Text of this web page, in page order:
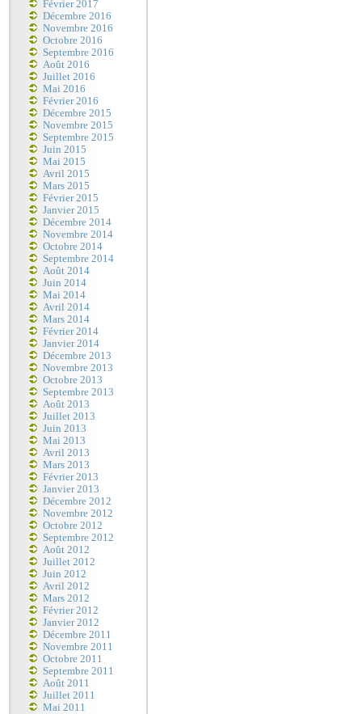
Février 2017
Décembre 2016
Novembre 2016
Octobre 2016
Septembre 2016
Août 2016
Juillet 2016
Mai 2016
Février 2016
Décembre 2015
Novembre 2015
Septembre 2015
Juin 2015
Mai 2015
Avril 2015
Mars 2015
Février 2015
Janvier 2015
Décembre 2014
Novembre 2014
Octobre 2014
Septembre 2014
Août 2014
Juin 2014
Mai 2014
Avril 2014
Mars 2014
Février 2014
Janvier 2014
Décembre 2013
Novembre 2013
Octobre 2013
Septembre 2013
Août 2013
Juillet 2013
Juin 2013
Mai 2013
Avril 2013
Mars 2013
Février 2013
Janvier 2013
Décembre 2012
Novembre 2012
Octobre 2012
Septembre 2012
Août 2012
Juillet 2012
Juin 2012
Avril 2012
Mars 2012
Février 2012
Janvier 2012
Décembre 2011
Novembre 2011
Octobre 2011
Septembre 2011
Août 2011
Juillet 2011
Mai 2011